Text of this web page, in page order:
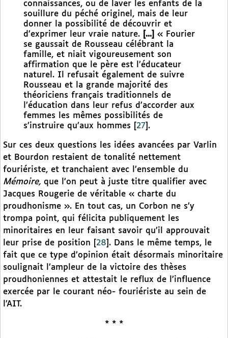
connaissances, ou de laver les enfants de la
souillure du péché originel, mais de leur
donner la possibilité de découvrir et
d’exprimer leur vraie nature.
[...]
« Fourier
se gaussait de Rousseau célébrant la
famille, et niait vigoureusement son
affirmation que le père est l’éducateur
naturel. Il refusait également de suivre
Rousseau et la grande majorité des
théoriciens français traditionnels de
l’éducation dans leur refus d’accorder aux
femmes les mêmes possibilités de
s’instruire qu’aux hommes
27 .
Sur ces deux questions les idées avancées par Varlin
et Bourdon restaient de tonalité nettement
fouriériste, et tranchaient avec l’ensemble du
Mémoire, que l’on peut à juste titre qualifier avec
Jacques Rougerie de véritable « charte du
proudhonisme ». En tout cas, un Corbon ne s’y
trompa point, qui félicita publiquement les
minoritaires en leur faisant savoir qu’il approuvait
leur prise de position
28 . Dans le même temps, le
fait que ce type d’opinion était désormais minoritaire
soulignait l’ampleur de la victoire des thèses
proudhoniennes et attestait le reflux de l’influence
exercée par le courant néo- fouriériste au sein de
l’AIT.
* * *